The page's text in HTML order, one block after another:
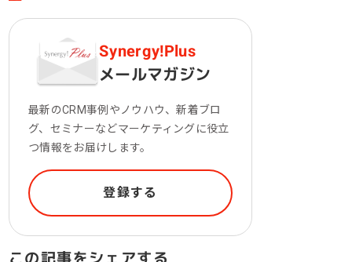
Synergy!Plus
メールマガジン
最新のCRM事例やノウハウ、新着ブロ
グ、セミナーなどマーケティングに役立
つ情報をお届けします。
登録する